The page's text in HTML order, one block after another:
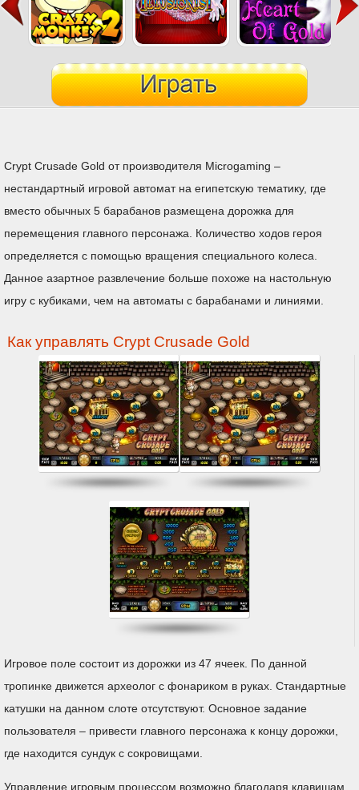
Crypt Crusade Gold от производителя Microgaming –
нестандартный игровой автомат на египетскую тематику, где
вместо обычных 5 барабанов размещена дорожка для
перемещения главного персонажа. Количество ходов героя
определяется с помощью вращения специального колеса.
Данное азартное развлечение больше похоже на настольную
игру с кубиками, чем на автоматы с барабанами и линиями.
Как управлять Crypt Crusade Gold
Игровое поле состоит из дорожки из 47 ячеек. По данной
тропинке движется археолог с фонариком в руках. Стандартные
катушки на данном слоте отсутствуют. Основное задание
пользователя – привести главного персонажа к концу дорожки,
где находится сундук с сокровищами.
Управление игровым процессом возможно благодаря клавишам